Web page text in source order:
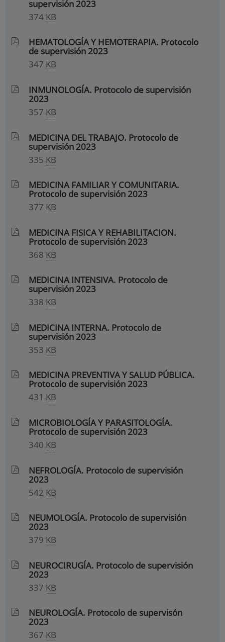
supervisión 2023
374 KB
HEMATOLOGÍA Y HEMOTERAPIA. Protocolo
de supervisión 2023
347 KB
INMUNOLOGÍA. Protocolo de supervisión
2023
357 KB
MEDICINA DEL TRABAJO. Protocolo de
supervisión 2023
335 KB
MEDICINA FAMILIAR Y COMUNITARIA.
Protocolo de supervisión 2023
377 KB
MEDICINA FISICA Y REHABILITACION.
Protocolo de supervisión 2023
368 KB
MEDICINA INTENSIVA. Protocolo de
supervisión 2023
338 KB
MEDICINA INTERNA. Protocolo de
supervisión 2023
353 KB
MEDICINA PREVENTIVA Y SALUD PÚBLICA.
Protocolo de supervisión 2023
431 KB
MICROBIOLOGÍA Y PARASITOLOGÍA.
Protocolo de supervisión 2023
340 KB
NEFROLOGÍA. Protocolo de supervisión
2023
542 KB
NEUMOLOGÍA. Protocolo de supervisión
2023
379 KB
NEUROCIRUGÍA. Protocolo de supervisión
2023
337 KB
NEUROLOGÍA. Protocolo de supervisón
2023
367 KB